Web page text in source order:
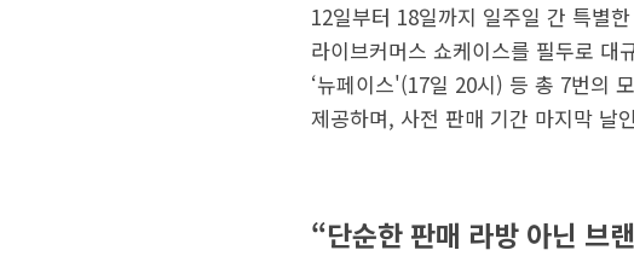
12일부터 18일까지 일주일 간 특별
라이브커머스 쇼케이스를 필두로 대
‘뉴페이스'(17일 20시) 등 총 7번의
제공하며, 사전 판매 기간 마지막 날
“단순한 판매 라방 아닌 브